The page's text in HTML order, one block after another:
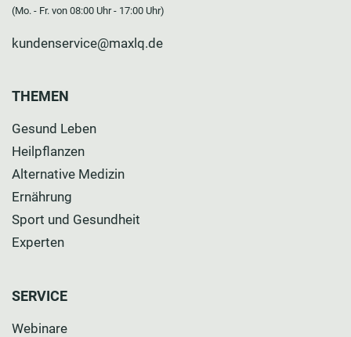
(Mo. - Fr. von 08:00 Uhr - 17:00 Uhr)
kundenservice@maxlq.de
THEMEN
Gesund Leben
Heilpflanzen
Alternative Medizin
Ernährung
Sport und Gesundheit
Experten
SERVICE
Webinare